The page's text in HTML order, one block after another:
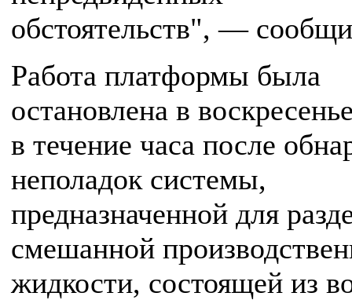
обстоятельств", —
Работа платформы была
остановлена в
в течение часа после
неполадок системы,
предназначенной для
смешанной
жидкости, состоящей из